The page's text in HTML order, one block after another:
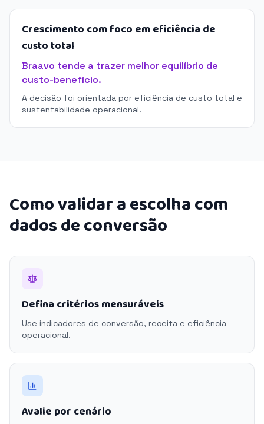
Crescimento com foco em eficiência de
custo total
Braavo tende a trazer melhor equilíbrio de
custo-benefício.
A decisão foi orientada por eficiência de custo total e
sustentabilidade operacional.
Como validar a escolha com
dados de conversão
Defina critérios mensuráveis
Use indicadores de conversão, receita e eficiência
operacional.
Avalie por cenário